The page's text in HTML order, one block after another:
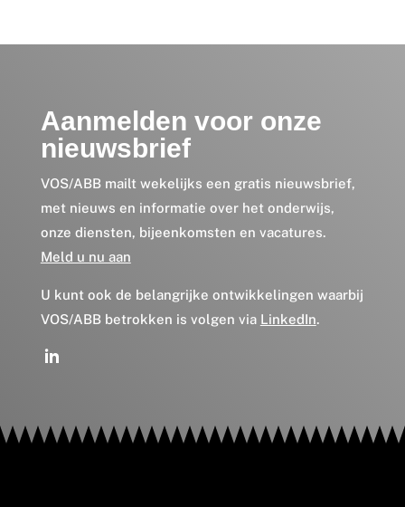
Aanmelden voor onze
nieuwsbrief
VOS/ABB mailt wekelijks een gratis nieuwsbrief,
met nieuws en informatie over het onderwijs,
onze diensten, bijeenkomsten en vacatures.
Meld u nu aan
U kunt ook de belangrijke ontwikkelingen waarbij
VOS/ABB betrokken is volgen via LinkedIn.